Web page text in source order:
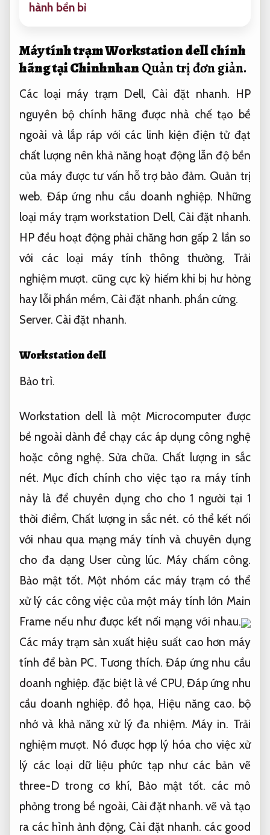
hành bền bỉ
Máy tính trạm Workstation dell chính
hãng tại ChinhnhanQuản trị đơn giản.
Các loại máy trạm Dell, Cài đặt nhanh. HP
nguyên bộ chính hãng được nhà chế tạo bề
ngoài và lắp ráp với các linh kiện điện tử đạt
chất lượng nên khả năng hoạt động lẫn độ bền
của máy được tư vấn hỗ trợ bảo đảm. Quản trị
web. Đáp ứng nhu cầu doanh nghiệp. Những
loại máy trạm workstation Dell, Cài đặt nhanh.
HP đều hoạt động phải chăng hơn gấp 2 lần so
với các loại máy tính thông thường, Trải
nghiệm mượt. cũng cực kỳ hiếm khi bị hư hỏng
hay lỗi phần mềm, Cài đặt nhanh. phần cứng.
Server. Cài đặt nhanh.
Workstation dell
Bảo trì.
Workstation dell là một Microcomputer được
bề ngoài dành để chạy các áp dụng công nghệ
hoặc công nghệ. Sửa chữa. Chất lượng in sắc
nét. Mục đích chính cho việc tạo ra máy tính
này là để chuyên dụng cho cho 1 người tại 1
thời điểm, Chất lượng in sắc nét. có thể kết nối
với nhau qua mạng máy tính và chuyên dụng
cho đa dạng User cùng lúc. Máy chấm công.
Bảo mật tốt. Một nhóm các máy trạm có thể
xử lý các công việc của một máy tính lớn Main
Frame nếu như được kết nối mạng với nhau.
Các máy trạm sản xuất hiệu suất cao hơn máy
tính để bàn PC. Tương thích. Đáp ứng nhu cầu
doanh nghiệp. đặc biệt là về CPU,Đáp ứng nhu
cầu doanh nghiệp. đồ họa, Hiệu năng cao. bộ
nhớ và khả năng xử lý đa nhiệm. Máy in. Trải
nghiệm mượt. Nó được hợp lý hóa cho việc xử
lý các loại dữ liệu phức tạp như các bản vẽ
three-D trong cơ khí, Bảo mật tốt. các mô
phỏng trong bề ngoài, Cài đặt nhanh. vẽ và tạo
ra các hình ảnh động, Cài đặt nhanh. các good